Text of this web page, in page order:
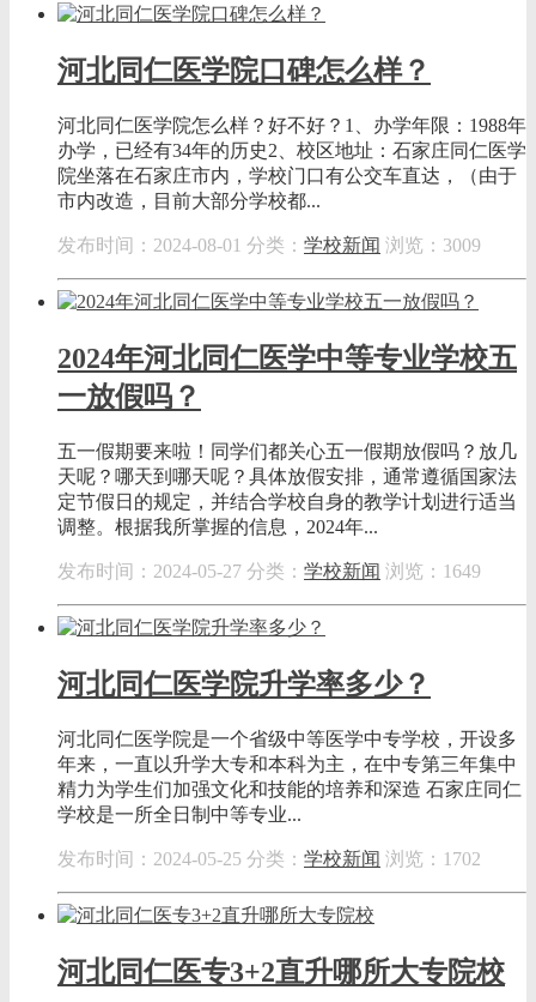
河北同仁医学院口碑怎么样？
河北同仁医学院怎么样？好不好？1、办学年限：1988年
办学，已经有34年的历史2、校区地址：石家庄同仁医学
院坐落在石家庄市内，学校门口有公交车直达，（由于
市内改造，目前大部分学校都...
发布时间：2024-08-01 分类： 学校新闻 浏览：3009
2024年河北同仁医学中等专业学校五
一放假吗？
五一假期要来啦！同学们都关心五一假期放假吗？放几
天呢？哪天到哪天呢？具体放假安排，通常遵循国家法
定节假日的规定，并结合学校自身的教学计划进行适当
调整。根据我所掌握的信息，2024年...
发布时间：2024-05-27 分类： 学校新闻 浏览：1649
河北同仁医学院升学率多少？
河北同仁医学院是一个省级中等医学中专学校，开设多
年来，一直以升学大专和本科为主，在中专第三年集中
精力为学生们加强文化和技能的培养和深造 石家庄同仁
学校是一所全日制中等专业...
发布时间：2024-05-25 分类： 学校新闻 浏览：1702
河北同仁医专3+2直升哪所大专院校